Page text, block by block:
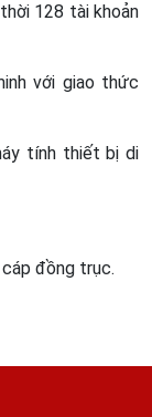
128 tài khoản
với giao thức
tính thiết bị di
đồng trục.